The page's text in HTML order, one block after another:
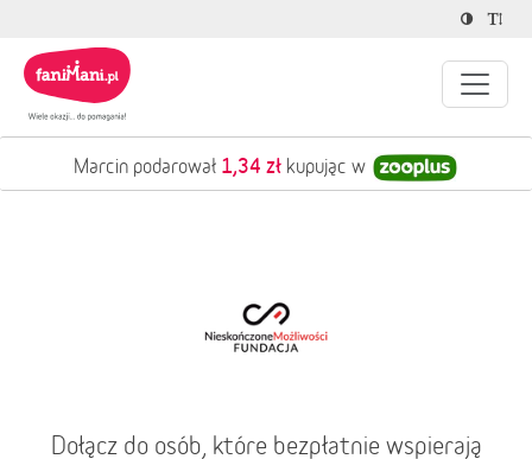
Marcin podarował 1,34 złkupując w
Dołącz do osób, które bezpłatnie wspierają